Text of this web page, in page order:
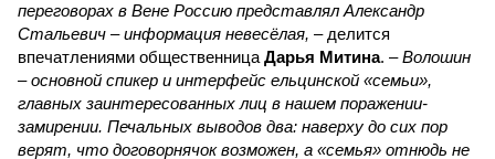
переговорах в Вене Россию представлял Александр
Стальевич – информация невесёлая, – делится
впечатлениями общественница Дарья Митина. –Волошин
– основной спикер и интерфейс ельцинской «семьи»,
главных заинтересованных лиц в нашем поражении-
замирении. Печальных выводов два: наверху до сих пор
верят, что договорнячок возможен, а «семья» отнюдь не